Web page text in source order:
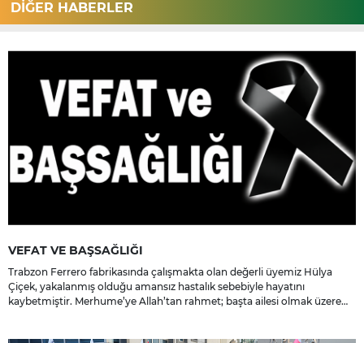
DİĞER HABERLER
VEFAT VE BAŞSAĞLIĞI
Trabzon Ferrero fabrikasında çalışmakta olan değerli üyemiz Hülya
Çiçek, yakalanmış olduğu amansız hastalık sebebiyle hayatını
kaybetmiştir. Merhume’ye Allah’tan rahmet; başta ailesi olmak üzere